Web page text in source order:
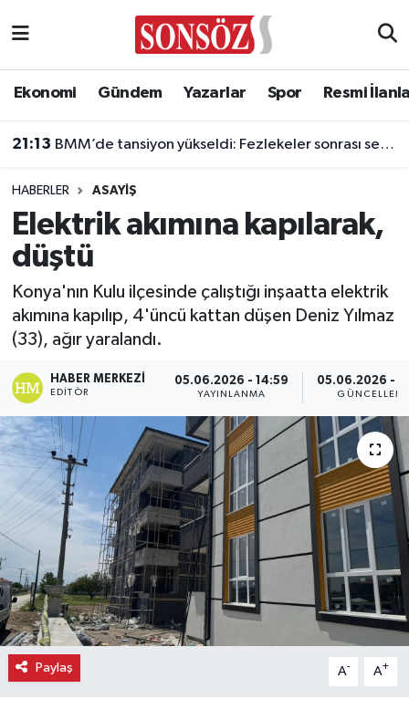
Ekonomi Gündem Yazarlar Spor Resmi
21:13 BMM’de tansiyon yükseldi: Fezlekeler sonrası sert açıklamalar
HABERLER ASAYIŞ
Elektrik akımına kapılarak,
düştü
Konya'nın Kulu ilçesinde çalıştığı inşaatta elektrik
akımına kapılıp, 4'üncü kattan düşen Deniz Yılmaz
(33), ağır yaralandı.
HABER MERKEZI
EDITÖR
05.06.2026 - 14:59
YAYINLANMA
05.06.2026 -
Paylaş A- A+
Asayiş
Biyografi
Çevre
Diğer
Dünya
Eğitim
Ekonomi
Eleman
Emlak
Gündem
Gurme
Haber
Ankara Nöbetçi Eczaneler
Ankara Trafik Yoğunluk Haritası
Süper Lig Puan Durumu ve Fikstür
Tüm Manşetler
Son Dakika Haberleri
Haber Arşivi